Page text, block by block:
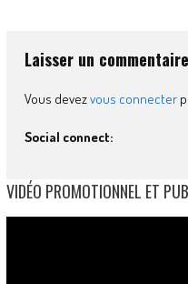
Laisser un commentaire
Vous devezvous connecter
Social connect:
VIDÉO PROMOTIONNEL ET